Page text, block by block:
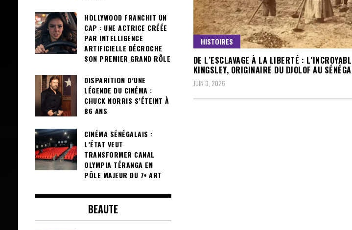
HISTOIRES
DE L’ESCLAVAGE À LA LIBERTÉ :
KINGSLEY, ORIGINAIRE DU DJOLOF AU
JUIN 3, 2026
HOLLYWOOD FRANCHIT UN
CAP : UNE ACTRICE CRÉÉE
PAR INTELLIGENCE
ARTIFICIELLE DÉCROCHE
SON PREMIER GRAND RÔLE
DISPARITION D’UNE
LÉGENDE DU CINÉMA :
CHUCK NORRIS S’ÉTEINT À
86 ANS
CINÉMA SÉNÉGALAIS :
L’ÉTAT VEUT
TRANSFORMER CANAL
OLYMPIA TÉRANGA EN
PÔLE MAJEUR DU 7ᵉ ART
BEAUTE